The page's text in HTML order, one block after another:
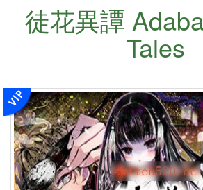
徒花異譚
Tales